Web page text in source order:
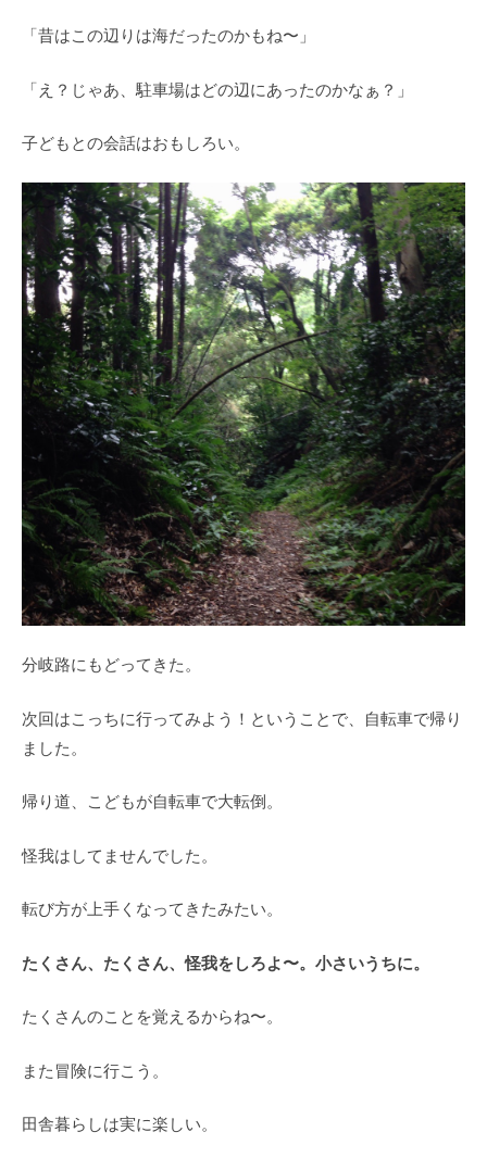
「昔はこの辺りは海だったのかもね〜」
「え？じゃあ、駐車場はどの辺にあったのかなぁ？」
子どもとの会話はおもしろい。
分岐路にもどってきた。
次回はこっちに行ってみよう！ということで、自転車で帰り
ました。
帰り道、こどもが自転車で大転倒。
怪我はしてませんでした。
転び方が上手くなってきたみたい。
たくさん、たくさん、怪我をしろよ〜。小さいうちに。
たくさんのことを覚えるからね〜。
また冒険に行こう。
田舎暮らしは実に楽しい。